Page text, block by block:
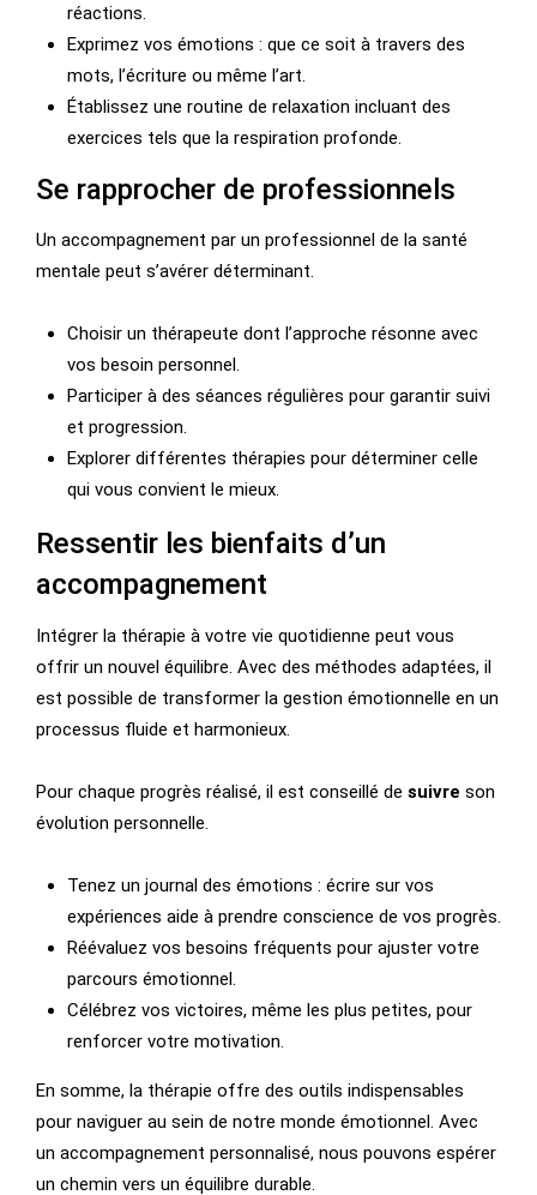
réactions.
Exprimez vos émotions : que ce soit à travers des
mots, l’écriture ou même l’art.
Établissez une routine de relaxation incluant des
exercices tels que la respiration profonde.
Se rapprocher de professionnels
Un accompagnement par un professionnel de la santé
mentale peut s’avérer déterminant.
Choisir un thérapeute dont l’approche résonne avec
vos besoin personnel.
Participer à des séances régulières pour garantir suivi
et progression.
Explorer différentes thérapies pour déterminer celle
qui vous convient le mieux.
Ressentir les bienfaits d’un
accompagnement
Intégrer la thérapie à votre vie quotidienne peut vous
offrir un nouvel équilibre. Avec des méthodes adaptées, il
est possible de transformer la gestion émotionnelle en un
processus fluide et harmonieux.
Pour chaque progrès réalisé, il est conseillé de suivre son
évolution personnelle.
Tenez un journal des émotions : écrire sur vos
expériences aide à prendre conscience de vos progrès.
Réévaluez vos besoins fréquents pour ajuster votre
parcours émotionnel.
Célébrez vos victoires, même les plus petites, pour
renforcer votre motivation.
En somme, la thérapie offre des outils indispensables
pour naviguer au sein de notre monde émotionnel. Avec
un accompagnement personnalisé, nous pouvons espérer
un chemin vers un équilibre durable.